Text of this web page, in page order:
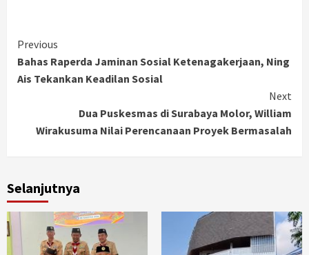
Continue
Reading
Previous
Bahas Raperda Jaminan Sosial Ketenagakerjaan, Ning
Ais Tekankan Keadilan Sosial
Next
Dua Puskesmas di Surabaya Molor, William
Wirakusuma Nilai Perencanaan Proyek Bermasalah
Selanjutnya